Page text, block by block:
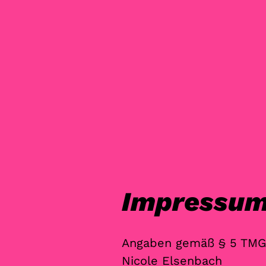
Angaben gemäß § 5 TMG
Nicole Elsenbach